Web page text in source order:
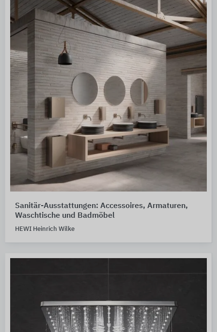
Sanitär-Ausstattungen: Accessoires, Armaturen,
Waschtische und Badmöbel
HEWI Heinrich Wilke